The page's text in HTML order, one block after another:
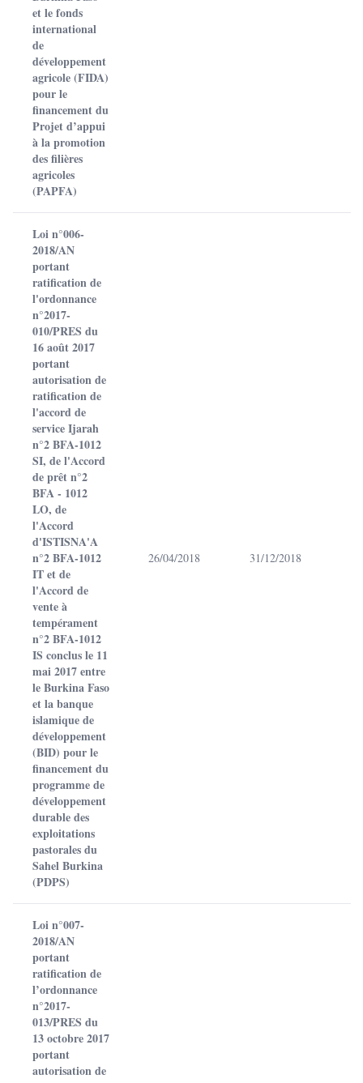
et le fonds
international
de
développement
agricole (FIDA)
pour le
financement du
Projet d’appui
à la promotion
des filières
agricoles
(PAPFA)
Loi n°006-
2018/AN
portant
ratification de
l'ordonnance
n°2017-
010/PRES du
16 août 2017
portant
autorisation de
ratification de
l'accord de
service Ijarah
n°2 BFA-1012
SI, de l'Accord
de prêt n°2
BFA - 1012
LO, de
l'Accord
d'ISTISNA'A
n°2 BFA-1012
IT et de
l'Accord de
vente à
tempérament
n°2 BFA-1012
IS conclus le 11
mai 2017 entre
le Burkina Faso
et la banque
islamique de
développement
(BID) pour le
financement du
programme de
développement
durable des
exploitations
pastorales du
Sahel Burkina
(PDPS)
26/04/2018 31/12/2018
Loi n°007-
2018/AN
portant
ratification de
l’ordonnance
n°2017-
013/PRES du
13 octobre 2017
portant
autorisation de